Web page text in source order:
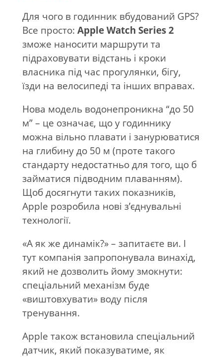
Для чого в годинник вбудований GPS?
Все просто: Apple Watch Series 2
зможе наносити маршрути та
підраховувати відстань і кроки
власника під час прогулянки, бігу,
їзди на велосипеді та інших вправах.
Нова модель водонепроникна “до 50
м” – це означає, що у годиннику
можна вільно плавати і занурюватися
на глибину до 50 м (проте такого
стандарту недостатньо для того, що б
займатися підводним плаванням).
Щоб досягнути таких показників,
Apple розробила нові з’єднувальні
технології.
«А як же динамік?» – запитаєте ви. І
тут компанія запропонувала винахід,
який не дозволить йому змокнути:
спеціальний механізм буде
«виштовхувати» воду після
тренування.
Apple також встановила спеціальний
датчик, який показуватиме, як